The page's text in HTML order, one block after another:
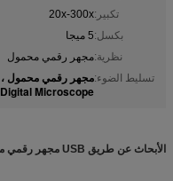
تكبير:20x-300x
بكسل:5 ميجا
نظرية:مجهر رقمي محمول
تسليط الضوء:مجهر رقمي محمول ،
Microscope
الأبحاث عن طريق USB مجهر رقمي محمول بالكاميرا الرقمية المجاهر A34.5001